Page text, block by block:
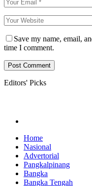
Save my name, email,
time I comment.
Editors' Picks
Home
Nasional
Advertorial
Pangkalpinang
Bangka
Bangka Tengah